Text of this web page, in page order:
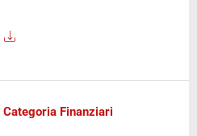
Categoria Finanziari